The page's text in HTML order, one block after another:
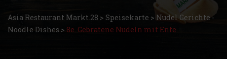
Asia Restaurant Markt.28 > Speisekarte > Nudel Gerichte -
Noodle Dishes > 8e. Gebratene Nudeln mit Ente